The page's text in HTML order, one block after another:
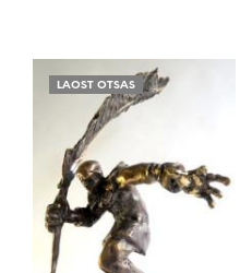
LAOST OTSAS